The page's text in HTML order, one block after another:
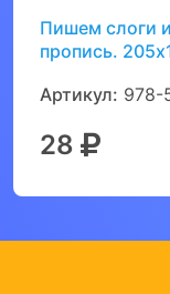
Пишем слоги
пропись.
Артикул: 978-
28